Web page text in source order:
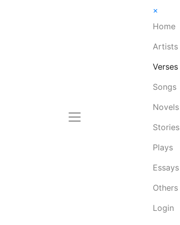
×
Home
Artists
Verses
Songs
Novels
Stories
Plays
Essays
Others
Login